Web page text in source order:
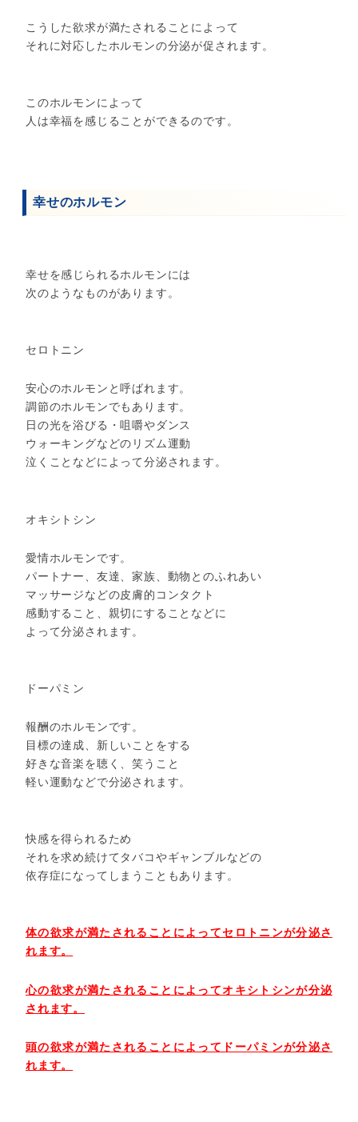
こうした欲求が満たされることによって
それに対応したホルモンの分泌が促されます。
このホルモンによって
人は幸福を感じることができるのです。
幸せのホルモン
幸せを感じられるホルモンには
次のようなものがあります。
セロトニン
安心のホルモンと呼ばれます。
調節のホルモンでもあります。
日の光を浴びる・咀嚼やダンス
ウォーキングなどのリズム運動
泣くことなどによって分泌されます。
オキシトシン
愛情ホルモンです。
パートナー、友達、家族、動物とのふれあい
マッサージなどの皮膚的コンタクト
感動すること、親切にすることなどに
よって分泌されます。
ドーパミン
報酬のホルモンです。
目標の達成、新しいことをする
好きな音楽を聴く、笑うこと
軽い運動などで分泌されます。
快感を得られるため
それを求め続けてタバコやギャンブルなどの
依存症になってしまうこともあります。
体の欲求が満たされることによってセロトニンが分泌さ
れます。
心の欲求が満たされることによってオキシトシンが分泌
されます。
頭の欲求が満たされることによってドーパミンが分泌さ
れます。